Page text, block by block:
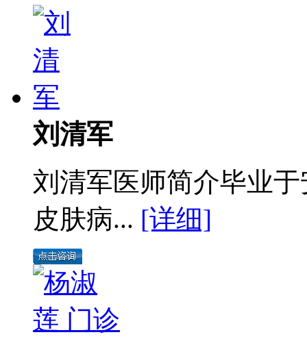
刘清军
刘清军医师简介毕业
皮肤病... [详细]